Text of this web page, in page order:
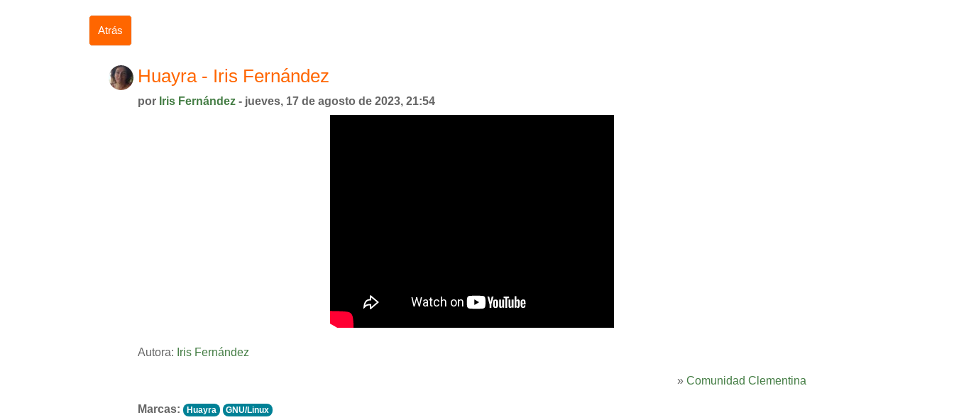
Atrás
Huayra - Iris Fernández
por Iris Fernández - jueves, 17 de agosto de 2023, 21:54
Autora: Iris Fernández
» Comunidad Clementina
Marcas: Huayra GNU/Linux